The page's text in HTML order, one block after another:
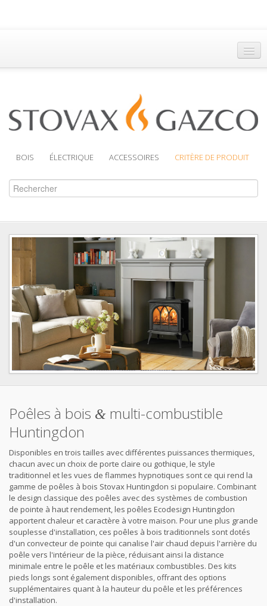
Accueil
Brochures
BOIS ÉLECTRIQUE ACCESSOIRES CRITÈRE DE PRODUIT
Poêles à bois & multi-combustible
Huntingdon
Disponibles en trois tailles avec différentes puissances thermiques,
chacun avec un choix de porte claire ou gothique, le style
traditionnel et les vues de flammes hypnotiques sont ce qui rend la
gamme de poêles à bois Stovax Huntingdon si populaire. Combinant
le design classique des poêles avec des systèmes de combustion
de pointe à haut rendement, les poêles Ecodesign Huntingdon
apportent chaleur et caractère à votre maison. Pour une plus grande
souplesse d'installation, ces poêles à bois traditionnels sont dotés
d'un convecteur de pointe qui canalise l'air chaud depuis l'arrière du
poêle vers l'intérieur de la pièce, réduisant ainsi la distance
minimale entre le poêle et les matériaux combustibles. Des kits
pieds longs sont également disponibles, offrant des options
supplémentaires quant à la hauteur du poêle et les préférences
d'installation.